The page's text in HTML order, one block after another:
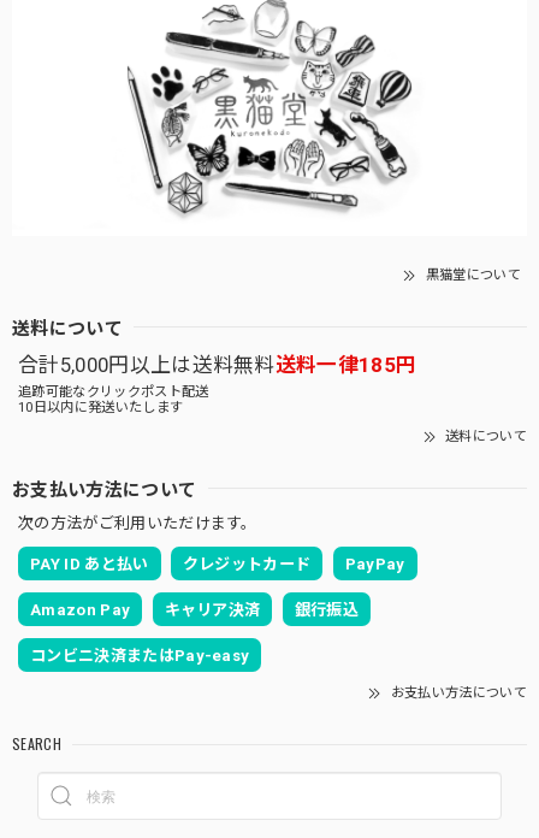
黒猫堂について
送料について
合計5,000円以上は送料無料送料一律185円
追跡可能なクリックポスト配送
10日以内に発送いたします
送料について
お支払い方法について
次の方法がご利用いただけます。
PAY ID あと払い クレジットカード PayPay
Amazon Pay キャリア決済 銀行振込
コンビニ決済またはPay-easy
お支払い方法について
SEARCH